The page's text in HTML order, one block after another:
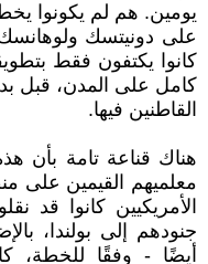
يومين. هم لم يكونوا
على دونيتسك
كانوا يكتفون فقط
كامل على المدن، قبل
القاطنين فيها.
هناك قناعة تامة بأن
معلميهم القيمين على
جنودهم إلى بولندا،
أيضًا - وفقًا للخطة،